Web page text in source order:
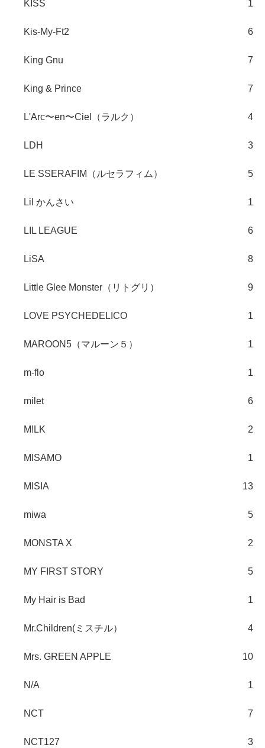
KISS 1
Kis-My-Ft2 6
King Gnu 7
King & Prince 7
L'Arc〜en〜Ciel（ラルク） 4
LDH 3
LE SSERAFIM（ルセラフィム） 5
Lil かんさい 1
LIL LEAGUE 6
LiSA 8
Little Glee Monster（リトグリ） 9
LOVE PSYCHEDELICO 1
MAROON5（マルーン５） 1
m-flo 1
milet 6
M!LK 2
MISAMO 1
MISIA 13
miwa 5
MONSTA X 2
MY FIRST STORY 5
My Hair is Bad 1
Mr.Children(ミスチル） 4
Mrs. GREEN APPLE 10
N/A 1
NCT 7
NCT127 3